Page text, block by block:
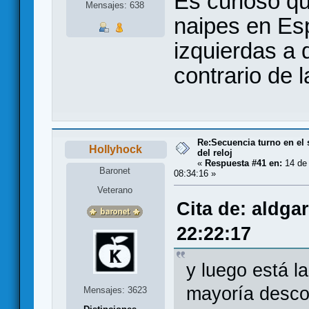
Mensajes: 638
naipes en
izquierdas a
contrario de
Hollyhock
Baronet
Veterano
Mensajes: 3623
Re:Secuencia turno en
del reloj
« Respuesta #41 en: 14
08:34:16 »
Cita de:
22:22:17
y luego está
mayoría